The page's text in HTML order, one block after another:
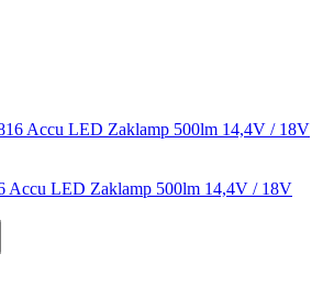
Accu LED Zaklamp 500lm 14,4V / 18V